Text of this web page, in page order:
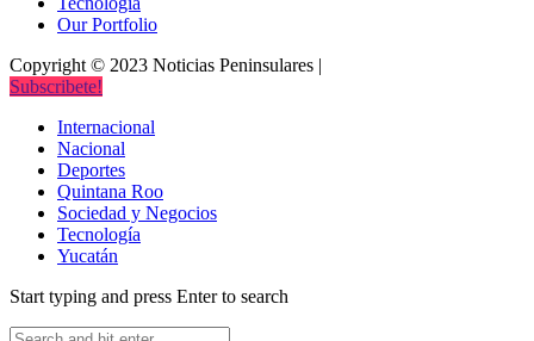
Our Portfolio
Copyright © 2023 Noticias Peninsulares |
Subscribete!
Internacional
Nacional
Deportes
Quintana Roo
Sociedad y Negocios
Tecnología
Yucatán
Start typing and press Enter to search